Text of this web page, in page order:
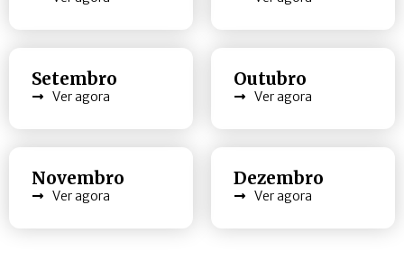
Setembro
Ver agora
Outubro
Ver agora
Novembro
Ver agora
Dezembro
Ver agora